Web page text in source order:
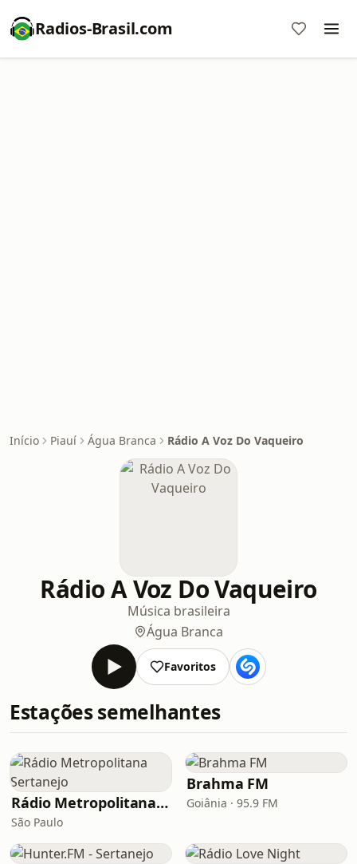
Radios-Brasil.com
Início Piauí Água Branca Rádio A Voz Do Vaqueiro
Rádio A Voz Do Vaqueiro
Música brasileira
Água Branca
Favoritos
Estações semelhantes
Rádio Metropolitana Sertanejo
São Paulo
Brahma FM
Goiânia · 95.9 FM